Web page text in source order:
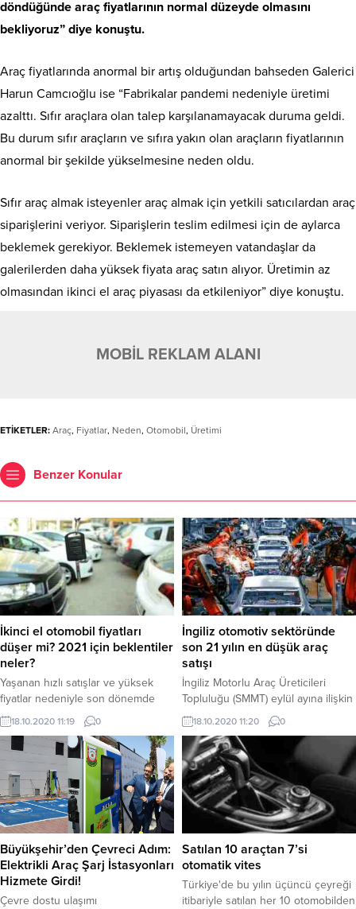
döndüğünde araç fiyatlarının normal düzeyde olmasını
bekliyoruz” diye konuştu.
Araç fiyatlarında anormal bir artış olduğundan bahseden Galerici
Harun Camcıoğlu ise “Fabrikalar pandemi nedeniyle üretimi
azalttı. Sıfır araçlara olan talep karşılanamayacak duruma geldi.
Bu durum sıfır araçların ve sıfıra yakın olan araçların fiyatlarının
anormal bir şekilde yükselmesine neden oldu.
Sıfır araç almak isteyenler araç almak için yetkili satıcılardan araç
siparişlerini veriyor. Siparişlerin teslim edilmesi için de aylarca
beklemek gerekiyor. Beklemek istemeyen vatandaşlar da
galerilerden daha yüksek fiyata araç satın alıyor. Üretimin az
olmasından ikinci el araç piyasası da etkileniyor” diye konuştu.
MOBİL REKLAM ALANI
ETİKETLER: Araç, Fiyatlar, Neden, Otomobil, Üretimi
Benzer Konular
İkinci el otomobil fiyatları
düşer mi? 2021 için beklentiler
neler?
Yaşanan hızlı satışlar ve yüksek
fiyatlar nedeniyle son dönemde
durağanlığa giren 2. el piyasasında
en çok merak edilen sorulardan biri
fiyatların ne zaman düşeceği.
18.10.2020 11:19 0
İngiliz otomotiv sektöründe
son 21 yılın en düşük araç
satışı
İngiliz Motorlu Araç Üreticileri
Topluluğu (SMMT) eylül ayına ilişkin
araç satış verilerini açıkladı. Buna
göre ülkede eylül ayında aylık
bazda toplam araç satışı yüzde 4,4
azalarak 328 bin 41’e geriledi.
18.10.2020 11:20 0
Büyükşehir’den Çevreci Adım:
Elektrikli Araç Şarj İstasyonları
Hizmete Girdi!
Çevre dostu ulaşımı
Satılan 10 araçtan 7’si
otomatik vites
Türkiye'de bu yılın üçüncü çeyreği
itibariyle satılan her 10 otomobilden